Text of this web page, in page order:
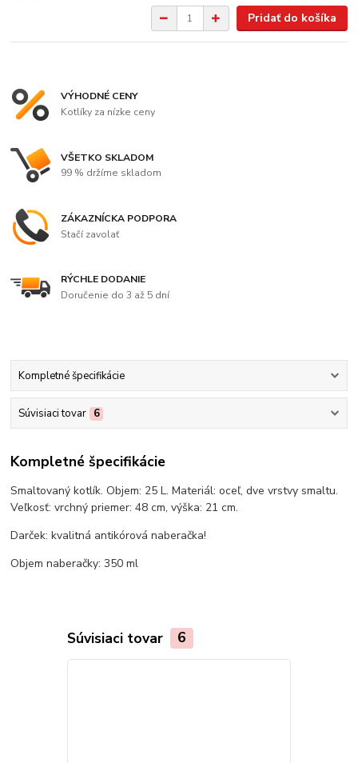
Pridať do košíka
VÝHODNÉ CENY
Kotlíky za nízke ceny
VŠETKO SKLADOM
99 % držíme skladom
ZÁKAZNÍCKA PODPORA
Stačí zavolať
RÝCHLE DODANIE
Doručenie do 3 až 5 dní
Kompletné špecifikácie
Súvisiaci tovar 6
Kompletné špecifikácie
Smaltovaný kotlík. Objem: 25 L. Materiál: oceľ, dve vrstvy smaltu.
Veľkosť: vrchný priemer: 48 cm, výška: 21 cm.
Darček: kvalitná antikórová naberačka!
Objem naberačky: 350 ml
Súvisiaci tovar 6